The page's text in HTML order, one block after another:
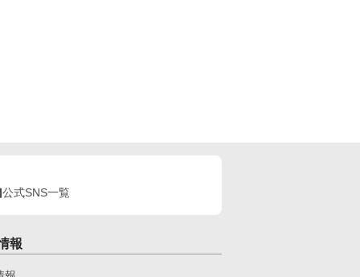
公式SNS一覧
報